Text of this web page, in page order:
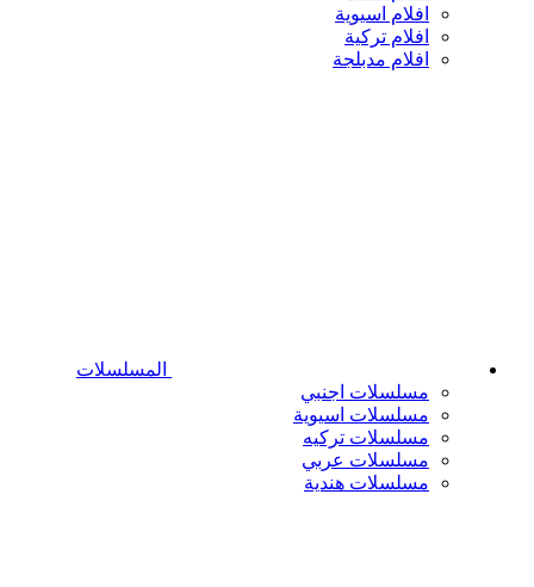
افلام اسيوية
افلام تركية
افلام مدبلجة
المسلسلات
مسلسلات اجنبي
مسلسلات اسيوية
مسلسلات تركيه
مسلسلات عربي
مسلسلات هندية